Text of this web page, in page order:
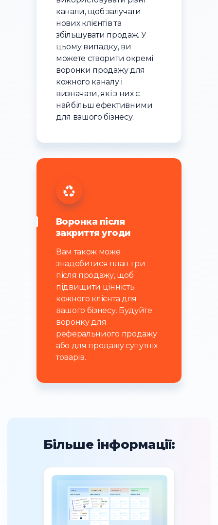
канали, щоб залучати
нових клієнтів та
збільшувати продаж. У
цьому випадку, ви
можете створити окремі
воронки продажу для
кожного каналу і
визначати, які з них є
найбільш ефективними
для вашого бізнесу.
Воронка після
закриття угоди
Вам також може
знадобитися план гри
після продажу, щоб
підвищити цінність
кожного клієнта для
вашого бізнесу. Будуйте
воронку для
реферальниого продажу
або для продажу супутніх
товарів.
Більше інформації: